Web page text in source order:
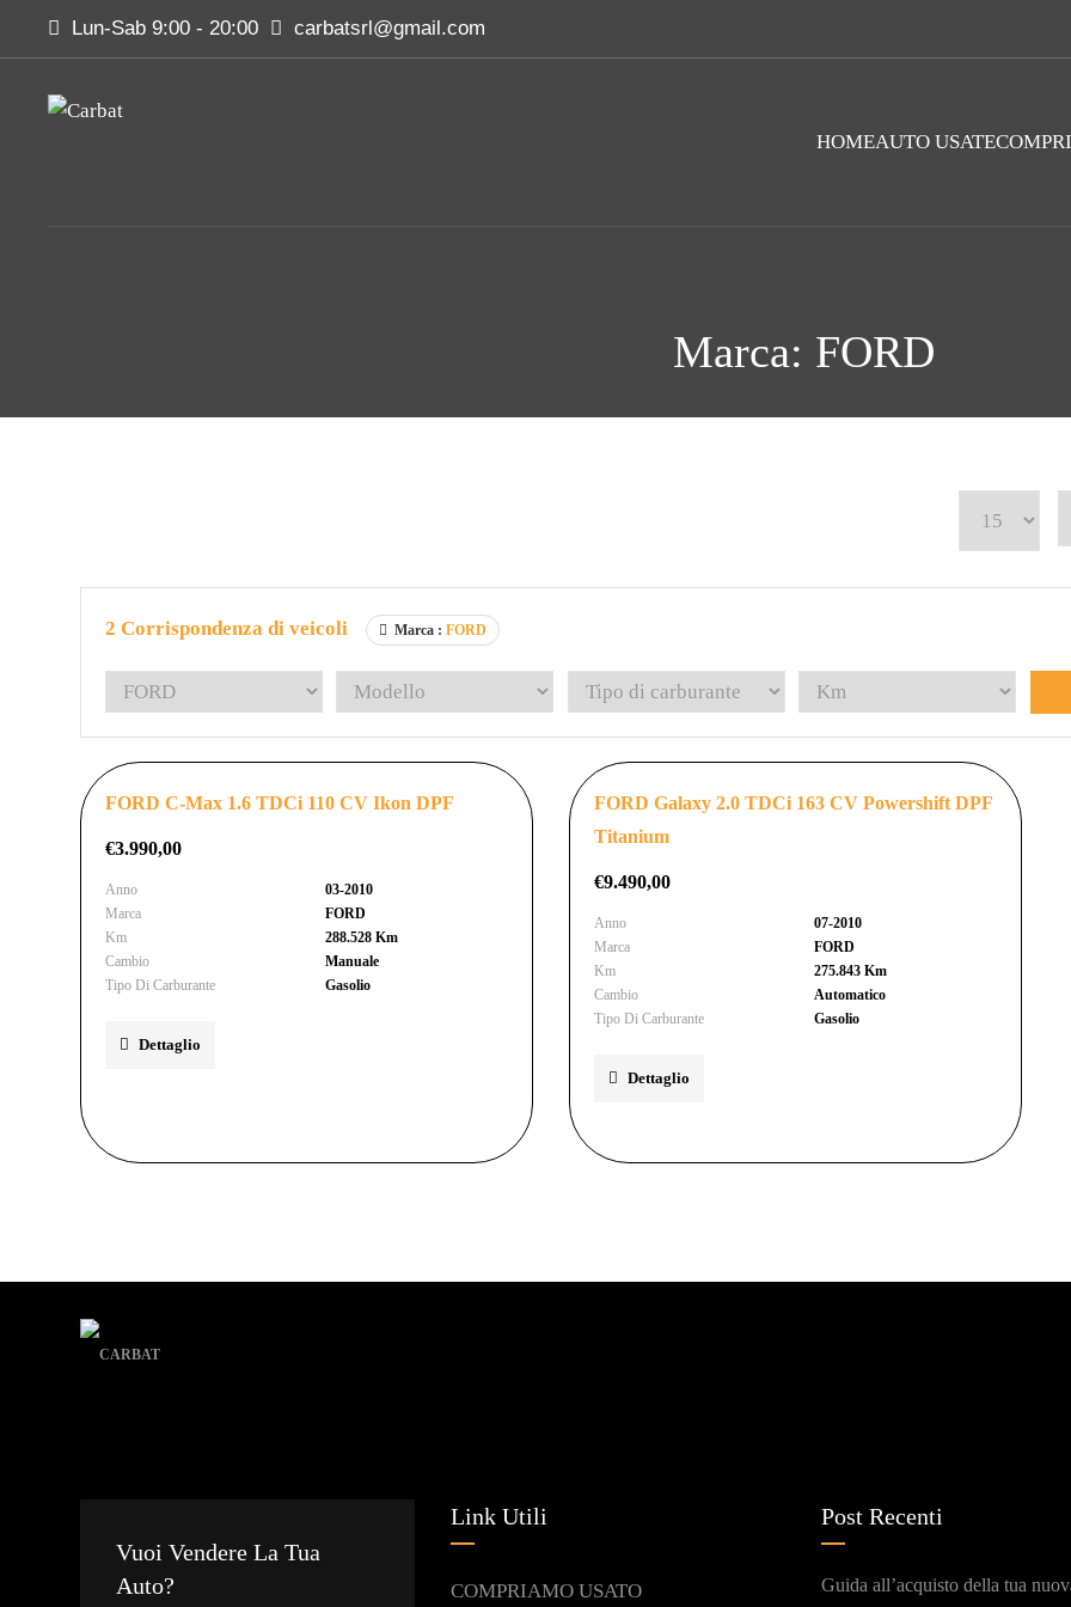
Lun-Sab 9:00 - 20:00 carbatsrl@gmail.com
HOMEAUTO USATE
Marca: FORD
2 Corrispondenza di veicoli Marca : FORD
FORD C-Max 1.6 TDCi 110 CV Ikon DPF
€3.990,00
Anno
03-2010
Marca
FORD
Km
288.528 Km
Cambio
Manuale
Tipo Di Carburante
Gasolio
Dettaglio
FORD Galaxy 2.0 TDCi 163 CV Powershift DPF
Titanium
€9.490,00
Anno
07-2010
Marca
FORD
Km
275.843 Km
Cambio
Automatico
Tipo Di Carburante
Gasolio
Dettaglio
Vuoi Vendere La Tua
Auto?
Link Utili
COMPRIAMO USATO
Post Recenti
Guida all’acquisto della tua